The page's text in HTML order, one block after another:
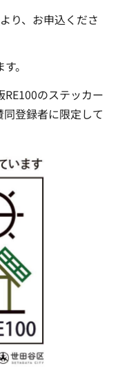
より、お申込くださ
。
のステッカー
登録者に限定して